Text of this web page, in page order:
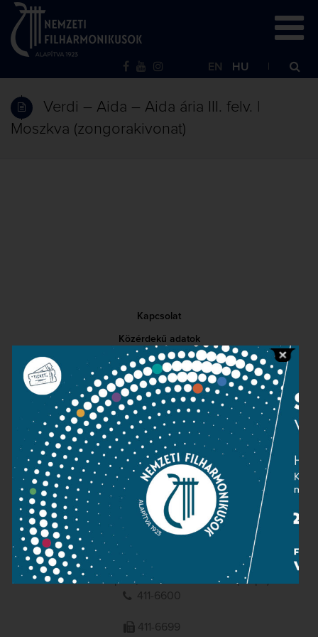
EN HU
Verdi – Aida – Aida ária III. felv. |
Moszkva (zongorakivonat)
Kapcsolat
Közérdekű adatok
Sajtószoba
Adatvédelem
Impresszum
NEMZETI
FILHARMONIKUSOK
1095 Budapest, Komor Marcell u. 1. (Müpa)
411-6600
411-6699